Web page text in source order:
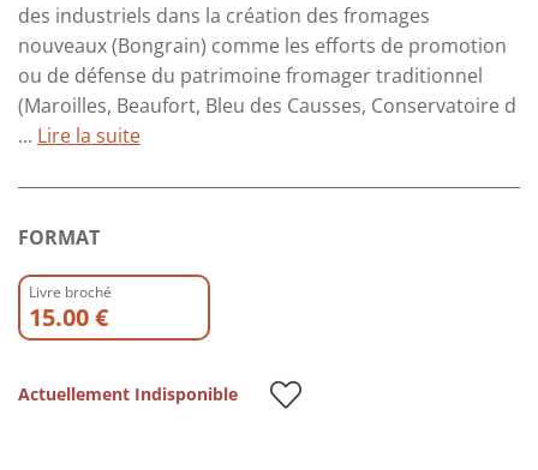
des industriels dans la création des fromages
nouveaux (Bongrain) comme les efforts de promotion
ou de défense du patrimoine fromager traditionnel
(Maroilles, Beaufort, Bleu des Causses, Conservatoire d
... Lire la suite
FORMAT
Livre broché
15.00 €
Actuellement Indisponible